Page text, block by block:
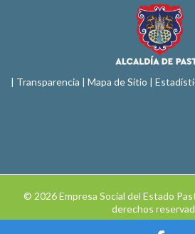
| Transparencia | Mapa de Sitio |
© 2026 Empresa Social del Estado
derechos